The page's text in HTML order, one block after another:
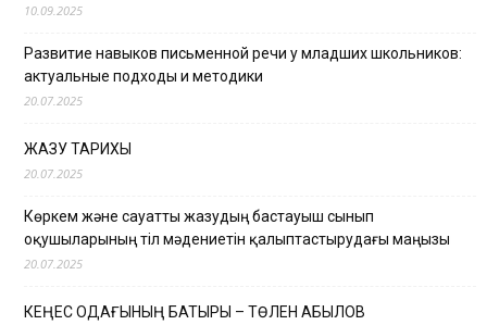
10.09.2025
Развитие навыков письменной речи у младших школьников:
актуальные подходы и методики
20.07.2025
ЖАЗУ ТАРИХЫ
20.07.2025
Көркем және сауатты жазудың бастауыш сынып
оқушыларының тіл мәдениетін қалыптастырудағы маңызы
20.07.2025
КЕҢЕС ОДАҒЫНЫҢ БАТЫРЫ – ТӨЛЕН ҚАБЫЛОВ